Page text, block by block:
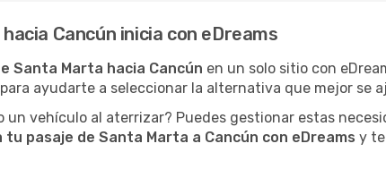
Cancún inicia con eDreams
Santa Marta hacia Cancún en un solo sitio con
ayudarte a seleccionar la alternativa que mejor se
un vehículo al aterrizar? Puedes gestionar estas
tu pasaje de Santa Marta a Cancún con eDreams y